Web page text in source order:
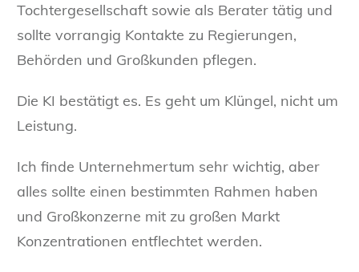
Tochtergesellschaft sowie als Berater tätig und
sollte vorrangig Kontakte zu Regierungen,
Behörden und Großkunden pflegen.
Die KI bestätigt es. Es geht um Klüngel, nicht um
Leistung.
Ich finde Unternehmertum sehr wichtig, aber
alles sollte einen bestimmten Rahmen haben
und Großkonzerne mit zu großen Markt
Konzentrationen entflechtet werden.